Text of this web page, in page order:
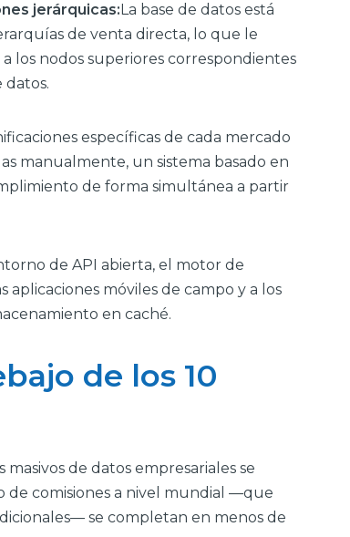
jerárquicas:La base de datos está
de venta directa, lo que le
los nodos superiores correspondientes
datos.
específicas de cada mercado
manualmente, un sistema basado en
de forma simultánea a partir
de API abierta, el motor de
móviles de campo y a los
en caché.
de los 10
de datos empresariales se
de comisiones a nivel mundial —que
se completan en menos de